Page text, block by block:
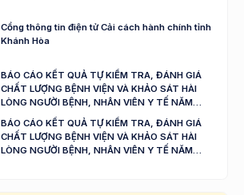
Cổng thông tin điện tử Cải cách hành chính tỉnh
Khánh Hòa
BÁO CÁO KẾT QUẢ TỰ KIỂM TRA, ĐÁNH GIÁ
CHẤT LƯỢNG BỆNH VIỆN VÀ KHẢO SÁT HÀI
LÒNG NGƯỜI BỆNH, NHÂN VIÊN Y TẾ NĂM
2024 - 2025
BÁO CÁO KẾT QUẢ TỰ KIỂM TRA, ĐÁNH GIÁ
CHẤT LƯỢNG BỆNH VIỆN VÀ KHẢO SÁT HÀI
LÒNG NGƯỜI BỆNH, NHÂN VIÊN Y TẾ NĂM